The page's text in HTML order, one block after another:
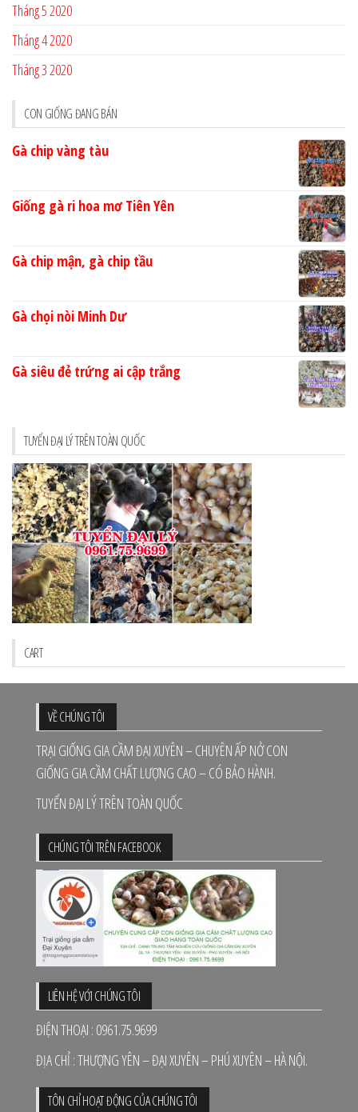
Tháng 5 2020
Tháng 4 2020
Tháng 3 2020
CON GIỐNG ĐANG BÁN
Gà chip vàng tàu
Giống gà ri hoa mơ Tiên Yên
Gà chip mận, gà chip tầu
Gà chọi nòi Minh Dư
Gà siêu đẻ trứng ai cập trắng
TUYỂN ĐẠI LÝ TRÊN TOÀN QUỐC
CART
VỀ CHÚNG TÔI
TRẠI GIỐNG GIA CẦM ĐẠI XUYÊN – CHUYÊN ẤP NỞ CON
GIỐNG GIA CẦM CHẤT LƯỢNG CAO – CÓ BẢO HÀNH.
TUYỂN ĐẠI LÝ TRÊN TOÀN QUỐC
CHÚNG TÔI TRÊN FACEBOOK
LIÊN HỆ VỚI CHÚNG TÔI
ĐIỆN THOẠI : 0961.75.9699
ĐỊA CHỈ : THƯỢNG YÊN – ĐẠI XUYÊN – PHÚ XUYÊN – HÀ NỘI.
TÔN CHỈ HOẠT ĐỘNG CỦA CHÚNG TÔI